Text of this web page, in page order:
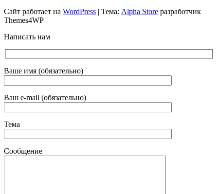
Сайт работает на WordPress | Тема: Alpha Store разработчик
Themes4WP
Написать нам
Ваше имя (обязательно)
Ваш e-mail (обязательно)
Тема
Сообщение